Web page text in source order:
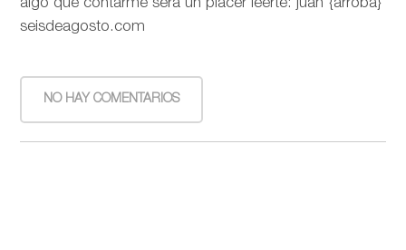
algo que contarme será un placer leerte: juan {arroba}
seisdeagosto.com
NO HAY COMENTARIOS